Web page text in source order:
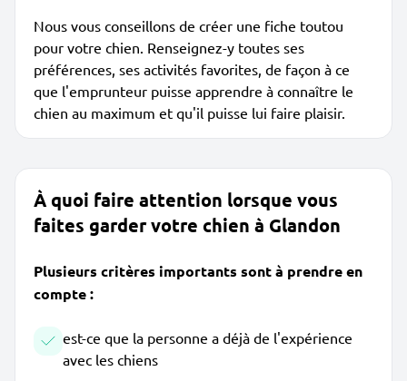
Nous vous conseillons de créer une fiche toutou
pour votre chien. Renseignez-y toutes ses
préférences, ses activités favorites, de façon à ce
que l'emprunteur puisse apprendre à connaître le
chien au maximum et qu'il puisse lui faire plaisir.
À quoi faire attention lorsque vous
faites garder votre chien à Glandon
Plusieurs critères importants sont à prendre en
compte :
est-ce que la personne a déjà de l'expérience
avec les chiens